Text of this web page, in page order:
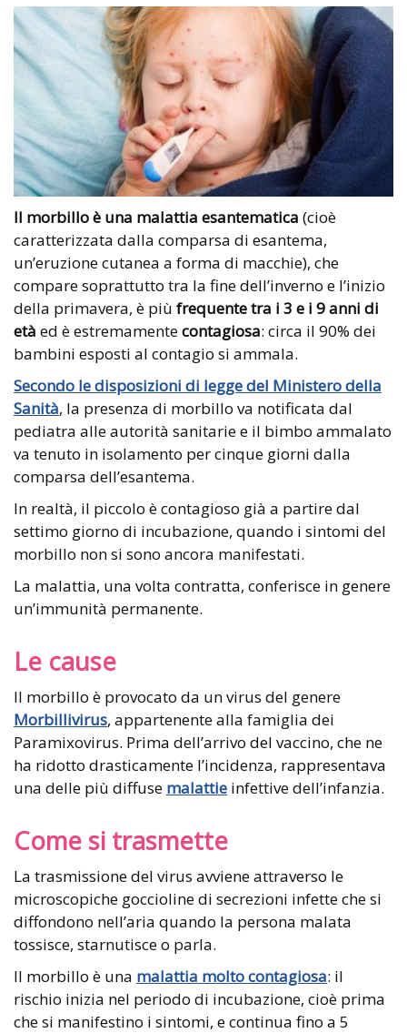
Il morbillo è una malattia esantematica (cioè
caratterizzata dalla comparsa di esantema,
un’eruzione cutanea a forma di macchie), che
compare soprattutto tra la fine dell’inverno e l’inizio
della primavera, è più frequente tra i 3 e i 9 anni di
età ed è estremamentecontagiosa: circa il 90% dei
bambini esposti al contagio si ammala.
Secondo le disposizioni di legge del Ministero della
Sanità, la presenza di morbillo va notificata dal
pediatra alle autorità sanitarie e il bimbo ammalato
va tenuto in isolamento per cinque giorni dalla
comparsa dell’esantema.
In realtà, il piccolo è contagioso già a partire dal
settimo giorno di incubazione, quando i sintomi del
morbillo non si sono ancora manifestati.
La malattia, una volta contratta, conferisce in genere
un’immunità permanente.
Le cause
Il morbillo è provocato da un virus del genere
Morbillivirus, appartenente alla famiglia dei
Paramixovirus. Prima dell’arrivo del vaccino, che ne
ha ridotto drasticamente l’incidenza, rappresentava
una delle più diffuse malattie infettive dell’infanzia.
Come si trasmette
La trasmissione del virus avviene attraverso le
microscopiche goccioline di secrezioni infette che si
diffondono nell’aria quando la persona malata
tossisce, starnutisce o parla.
Il morbillo è una malattia molto contagiosa: il
rischio inizia nel periodo di incubazione, cioè prima
che si manifestino i sintomi, e continua fino a 5